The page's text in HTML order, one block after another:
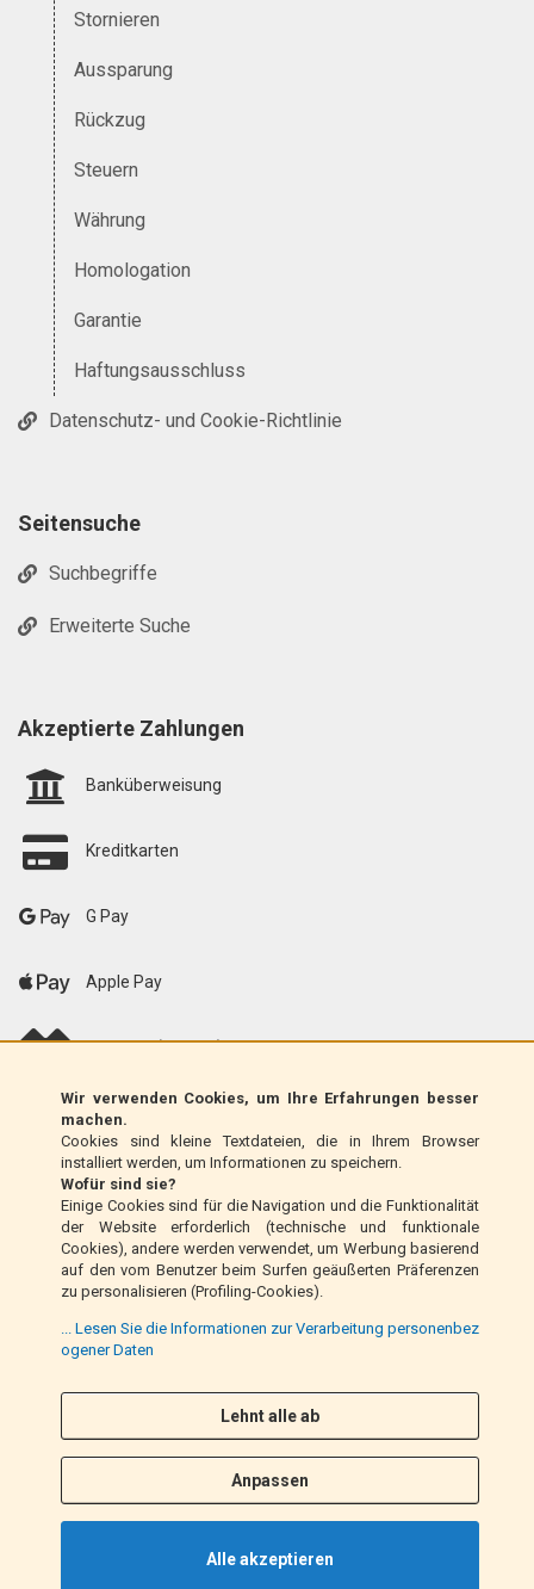
Wir verwenden Cookies, um Ihre Erfahrungen besser
machen.
Cookies sind kleine Textdateien, die in Ihrem Browser
installiert werden, um Informationen zu speichern.
Wofür sind sie?
Einige Cookies sind für die Navigation und die Funktionalität
der Website erforderlich (technische und funktionale
Cookies), andere werden verwendet, um Werbung basierend
auf den vom Benutzer beim Surfen geäußerten Präferenzen
zu personalisieren (Profiling-Cookies).
... Lesen Sie die Informationen zur Verarbeitung personenbez
ogener Daten
Lehnt alle ab
Anpassen
Alle akzeptieren
Stornieren
Aussparung
Rückzug
Steuern
Währung
Homologation
Garantie
Haftungsausschluss
Datenschutz- und Cookie-Richtlinie
Seitensuche
Suchbegriffe
Erweiterte Suche
Akzeptierte Zahlungen
Banküberweisung
Kreditkarten
G Pay
Apple Pay
scalapay (EU only)
Klarna (nur EU)
Zahlungsanweisung (nur Italien)
Nachnahme (nur Italien)
F
c
e
I
s
t